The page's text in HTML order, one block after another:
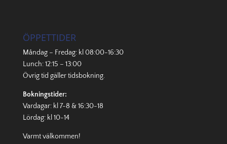
ÖPPETTIDER
Måndag – Fredag: kl 08:00-16:30
Lunch: 12:15 – 13:00
Övrig tid gällertidsbokning.
Bokningstider:
Vardagar: kl 7-8 & 16:30-18
Lördag: kl 10-14
Varmt välkommen!